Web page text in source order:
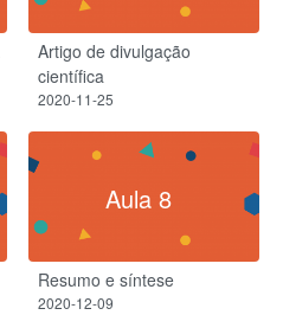
Artigo de divulgação
científica
2020-11-25
Aula 8
Resumo e síntese
2020-12-09